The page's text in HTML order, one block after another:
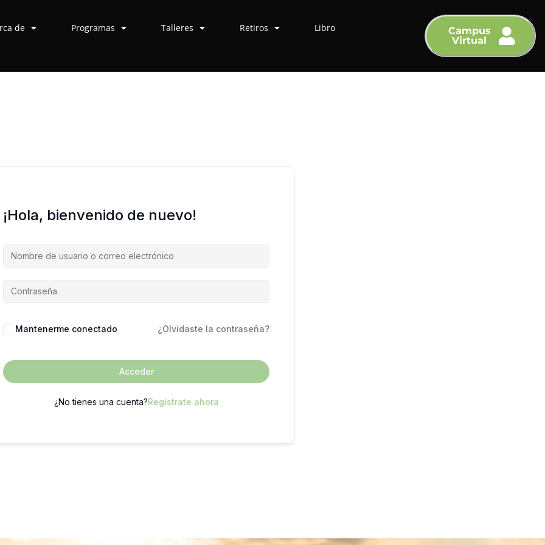
de Programas Talleres Retiros Libro
Campus
Virtual
¡Hola, bienvenido de nuevo!
Mantenerme conectado ¿Olvidaste la contraseña?
Acceder
¿No tienes una cuenta?Regístrate ahora